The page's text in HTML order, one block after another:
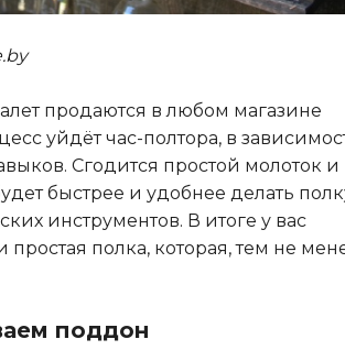
продаются в любом магазине
уйдёт час-полтора, в
Сгодится простой молоток и
быстрее и удобнее делать
инструментов. В итоге у вас
полка, которая, тем не
поддон